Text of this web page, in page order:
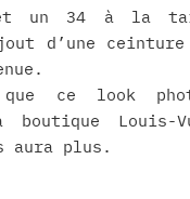
et un 34 à la
d’une ceinture
que ce look
boutique Louis-
aura plus.